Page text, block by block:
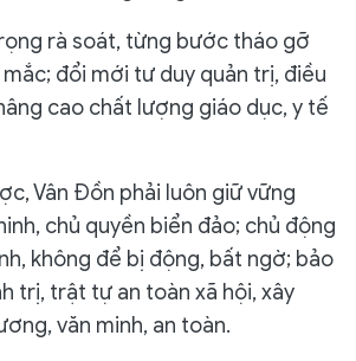
rà soát, từng bước tháo gỡ
đổi mới tư duy quản trị, điều
cao chất lượng giáo dục, y tế
Vân Đồn phải luôn giữ vững
chủ quyền biển đảo; chủ động
không để bị động, bất ngờ; bảo
trị, trật tự an toàn xã hội, xây
văn minh, an toàn.